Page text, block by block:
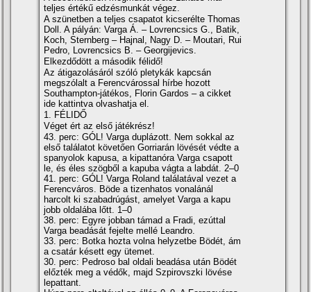
teljes értékű edzésmunkát végez.
A szünetben a teljes csapatot kicserélte Thomas
Doll. A pályán: Varga Á. – Lovrencsics G., Batik,
Koch, Sternberg – Hajnal, Nagy D. – Moutari, Rui
Pedro, Lovrencsics B. – Georgijevics.
Elkezdődött a második félidő!
Az átigazolásáról szóló pletykák kapcsán
megszólalt a Ferencvárossal hí­rbe hozott
Southampton-játékos, Florin Gardos – a cikket
ide kattintva olvashatja el.
1. FÉLIDŐ
Véget ért az első játékrész!
43. perc: GÓL! Varga duplázott. Nem sokkal az
első találatot követően Gorriarán lövését védte a
spanyolok kapusa, a kipattanóra Varga csapott
le, és éles szögből a kapuba vágta a labdát. 2–0
41. perc: GÓL! Varga Roland találatával vezet a
Ferencváros. Böde a tizenhatos vonalánál
harcolt ki szabadrúgást, amelyet Varga a kapu
jobb oldalába lőtt. 1–0
38. perc: Egyre jobban támad a Fradi, ezúttal
Varga beadását fejelte mellé Leandro.
33. perc: Botka hozta volna helyzetbe Bödét, ám
a csatár késett egy ütemet.
30. perc: Pedroso bal oldali beadása után Bödét
előzték meg a védők, majd Szpirovszki lövése
lepattant.